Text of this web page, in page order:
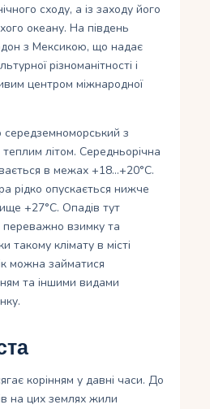
сходу, а із заходу його
океану. На південь
з Мексикою, що надає
різноманітності і
центром міжнародної
середземноморський з
літом. Середньорічна
в межах +18…+20°C.
рідко опускається нижче
+27°C. Опадів тут
переважно взимку та
такому клімату в місті
можна займатися
та іншими видами
корінням у давні часи. До
на цих землях жили